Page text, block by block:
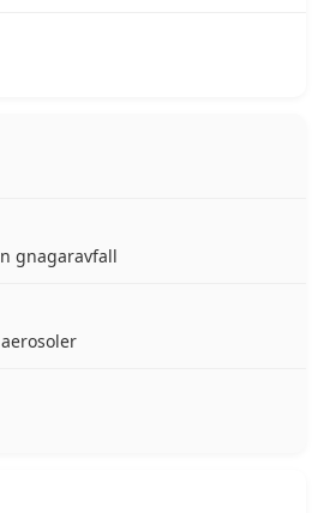
gnagaravfall